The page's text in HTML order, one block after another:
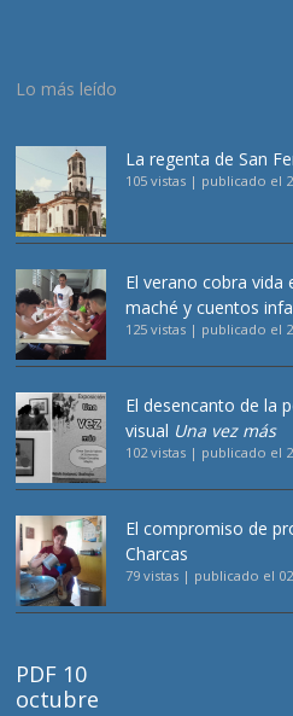
Lo más leído
La regenta de San
105 vistas | publicado el
El verano cobra vida
maché y cuentos
125 vistas | publicado el
El desencanto de la
visual Una vez más
102 vistas | publicado el
El compromiso de
Charcas
79 vistas | publicado el
PDF 10
octubre